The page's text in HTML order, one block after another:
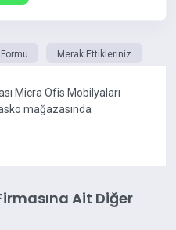
Merak Ettikleriniz
Micra Ofis Mobilyaları
mağazasında
Ait Diğer